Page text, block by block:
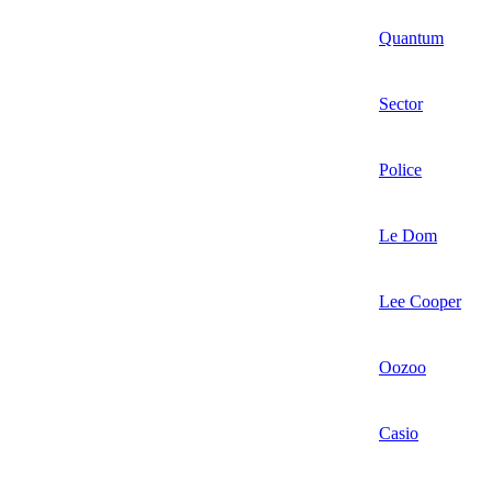
Quantum
Sector
Police
Le Dom
Lee Cooper
Oozoo
Casio